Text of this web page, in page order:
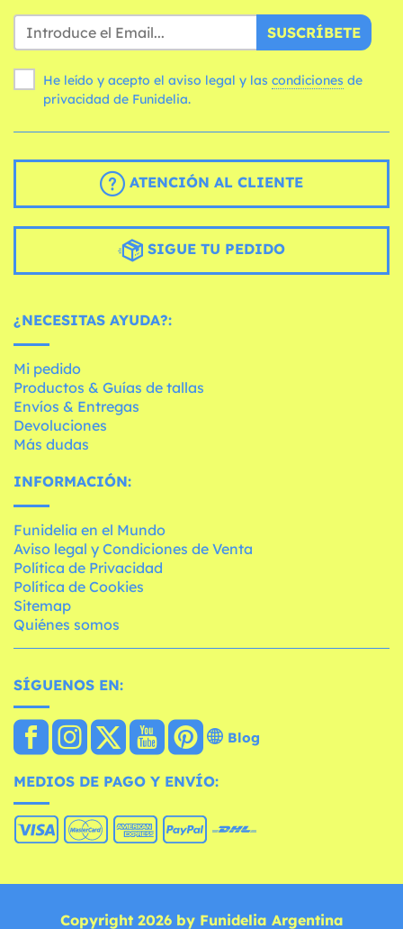
SUSCRÍBETE
He leído y acepto el aviso legal y las condiciones
privacidad de Funidelia.
ATENCIÓN AL CLIENTE
SIGUE TU PEDIDO
¿NECESITAS AYUDA?:
Mi pedido
Productos & Guías de tallas
Envíos & Entregas
Devoluciones
Más dudas
INFORMACIÓN:
Funidelia en el Mundo
Aviso legal y Condiciones de Venta
Política de Privacidad
Política de Cookies
Sitemap
Quiénes somos
SÍGUENOS EN:
Blog
MEDIOS DE PAGO Y ENVÍO:
Copyright 2026 by Funidelia Argentina